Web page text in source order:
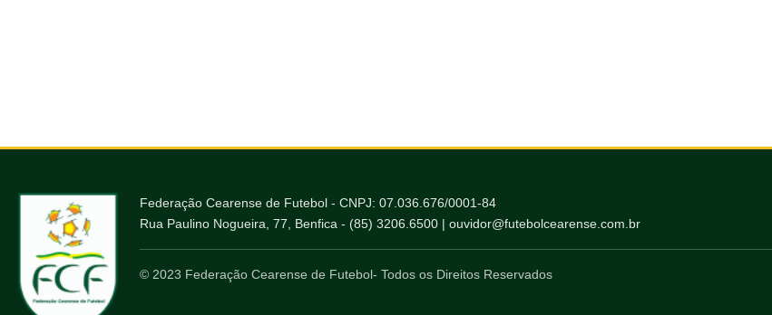
Federação Cearense de Futebol - CNPJ: 07.036.676/0001-84
Rua Paulino Nogueira, 77, Benfica - (85) 3206.6500 | ouvidor@futebolcearense.com.br
© 2023 Federação Cearense de Futebol- Todos os Direitos Reservados